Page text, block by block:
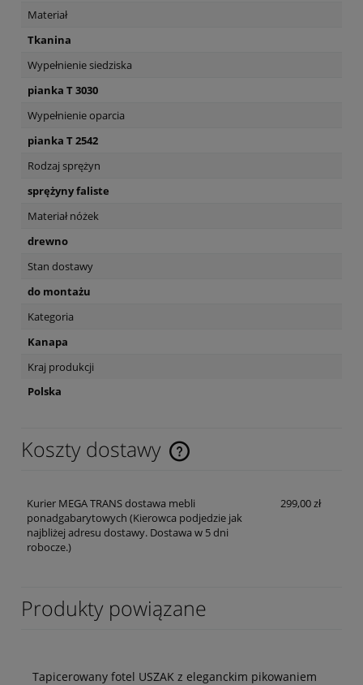
Materiał
Tkanina
Wypełnienie siedziska
pianka T 3030
Wypełnienie oparcia
pianka T 2542
Rodzaj sprężyn
sprężyny faliste
Materiał nóżek
drewno
Stan dostawy
do montażu
Kategoria
Kanapa
Kraj produkcji
Polska
Koszty dostawy
Cena nie zawiera ewentualnych kosztów płatności
Kurier MEGA TRANS dostawa mebli
ponadgabarytowych (Kierowca podjedzie jak
najbliżej adresu dostawy. Dostawa w 5 dni
robocze.)
299,00 zł
Produkty powiązane
Tapicerowany fotel USZAK z eleganckim pikowaniem